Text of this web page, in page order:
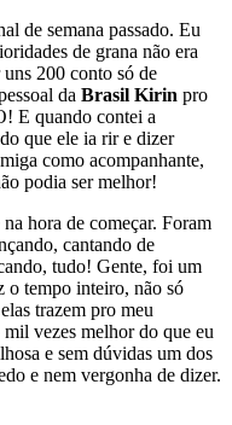
de semana passado. Eu
de grana não era
200 conto só de
da Brasil Kirin pro
E quando contei a
que ele ia rir e dizer
como acompanhante,
podia ser melhor!
hora de começar. Foram
cantando de
tudo! Gente, foi um
tempo inteiro, não só
trazem pro meu
vezes melhor do que eu
e sem dúvidas um dos
e nem vergonha de dizer.